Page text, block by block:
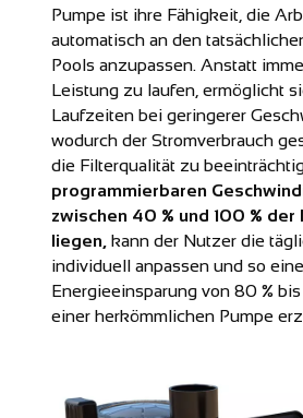
Pumpe ist ihre Fähigkeit, die
automatisch an den
Pools anzupassen. Anstatt
Leistung zu laufen, ermöglicht
Laufzeiten bei geringerer
wodurch der Stromverbrauch
die Filterqualität zu
programmierbaren
zwischen 40 % und 100 %
liegen, kann der Nutzer die
individuell anpassen und so eine
Energieeinsparung von 80 %
einer herkömmlichen Pumpe